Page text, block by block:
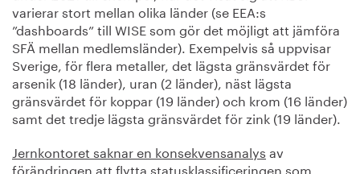
varierar stort mellan olika länder (se EEA:s
”dashboards” till WISE som gör det möjligt att jämföra
SFÄ mellan medlemsländer). Exempelvis så uppvisar
Sverige, för flera metaller, det lägsta gränsvärdet för
arsenik (18 länder), uran (2 länder), näst lägsta
gränsvärdet för koppar (19 länder) och krom (16 länder)
samt det tredje lägsta gränsvärdet för zink (19 länder).
Jernkontoret saknar en konsekvensanalys av
förändringen att flytta statusklassificeringen som